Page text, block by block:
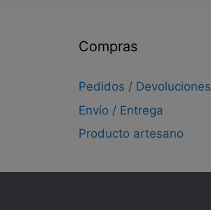
Compras
Pedidos / Devoluciones
Envío / Entrega
Producto artesano